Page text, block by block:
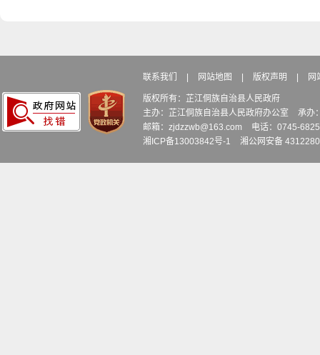
联系我们 网站地图 版权声明 网
版权所有：芷江侗族自治县人民政府
主办：芷江侗族自治县人民政府办公室
承办
邮箱：zjdzzwb@163.com
电话：0745-
湘ICP备13003842号-1
湘公网安备